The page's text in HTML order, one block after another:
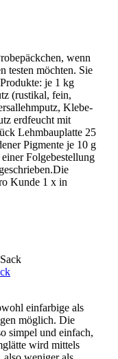
wenn
testen möchten. Sie
je 1 kg
(rustikal, fein,
Klebe-
erdfeucht mit
Lehmbauplatte 25
Pigmente je 10 g
Folgebestellung
Kunde 1 x in
einfarbige als
möglich. Die
simpel und einfach,
wird mittels